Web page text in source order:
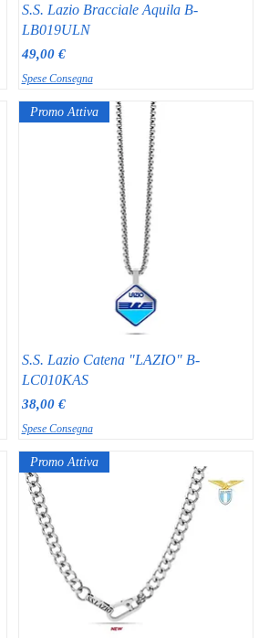
S.S. Lazio Bracciale Aquila B-
LB019ULN
Prezzo
49,00 €
Spese Consegna
Promo Attiva
S.S. Lazio Catena "LAZIO" B-
LC010KAS
Prezzo
38,00 €
Spese Consegna
Promo Attiva